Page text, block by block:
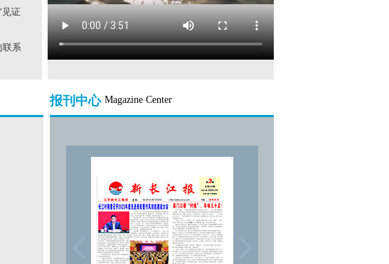
见证
联系
报刊中心 Magazine Center